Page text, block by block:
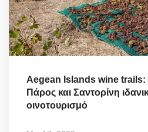
Aegean Islands wine
Πάρος και Σαντορίνη
οινοτουρισμό